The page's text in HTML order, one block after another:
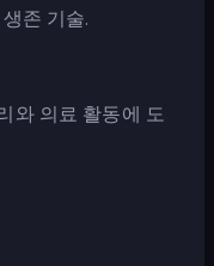
존 기술.
와 의료 활동에 도